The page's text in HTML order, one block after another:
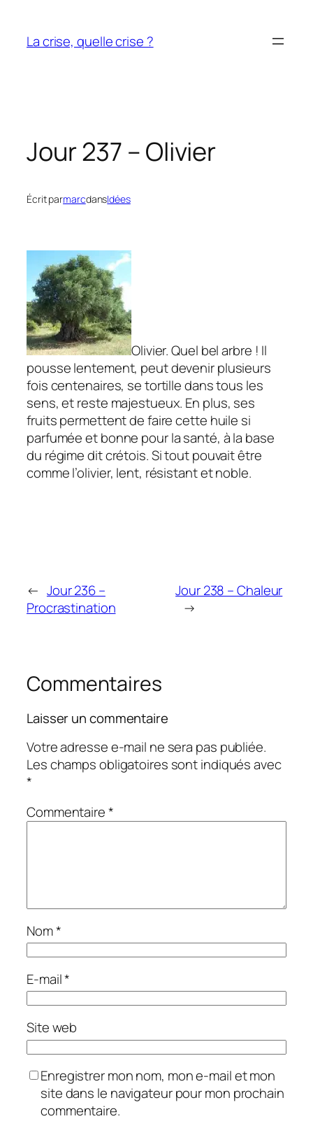
contenu
La crise, quelle crise ?
Jour 237 – Olivier
Écrit parmarcdansIdées
Olivier. Quel bel arbre ! Il
pousse lentement, peut devenir plusieurs
fois centenaires, se tortille dans tous les
sens, et reste majestueux. En plus, ses
fruits permettent de faire cette huile si
parfumée et bonne pour la santé, à la base
du régime dit crétois. Si tout pouvait être
comme l’olivier, lent, résistant et noble.
← Jour 236 –
Procrastination
Jour 238 – Chaleur
→
Commentaires
Laisser un commentaire
Votre adresse e-mail ne sera pas publiée.
Les champs obligatoires sont indiqués avec
*
Commentaire*
Nom*
E-mail*
Site web
Enregistrer mon nom, mon e-mail et mon
site dans le navigateur pour mon prochain
commentaire.